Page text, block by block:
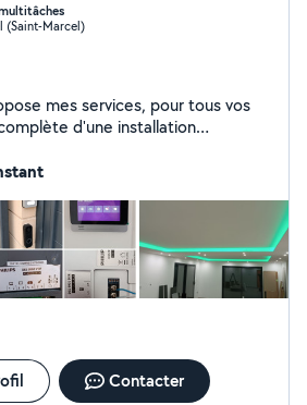
(Saint-Marcel)
mes services, pour tous vos
d'une installation
démontage et pose de
Travaux de qualité
Contacter